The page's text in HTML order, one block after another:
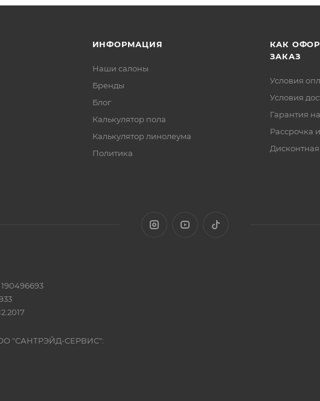
ИНФОРМАЦИЯ
Наши салоны
Бренды
Блог
Калькулятор пола
Калькулятор линолеума
Политика
КАК
ЗАКАЗ
Условия
Условия
Гарантия
Рассрочка
"САНТРЭЙД-СЕРВИС":